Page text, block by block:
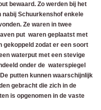
bewaard. Zo werden bij het
Schuurkenshof enkele
Ze waren in twee
put waren geplaatst met
gekoppeld zodat er een soort
waterput met een stevige
onder de waterspiegel
putten kunnen waarschijnlijk
gebracht die zich in de
is opgenomen in de vaste